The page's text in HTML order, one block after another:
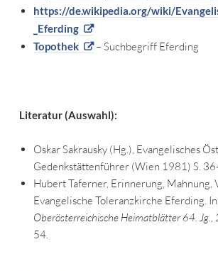
https://de.wikipedia.org/wiki/
_Eferding
Topothek
– Suchbegriff Eferding
Literatur (Auswahl):
Oskar Sakrausky (Hg.), Evangelisches
Gedenkstättenführer (Wien 1981) S.
Hubert Taferner, Erinnerung, Mahnung,
Evangelische Toleranzkirche Eferding.
Oberösterreichische Heimatblätter 64.
54.